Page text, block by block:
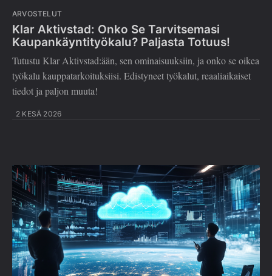
ARVOSTELUT
Klar Aktivstad: Onko Se Tarvitsemasi
Kaupankäyntityökalu? Paljasta Totuus!
Tutustu Klar Aktivstad:ään, sen ominaisuuksiin, ja onko se oikea
työkalu kauppatarkoituksiisi. Edistyneet työkalut, reaaliaikaiset
tiedot ja paljon muuta!
2 KESÄ 2026